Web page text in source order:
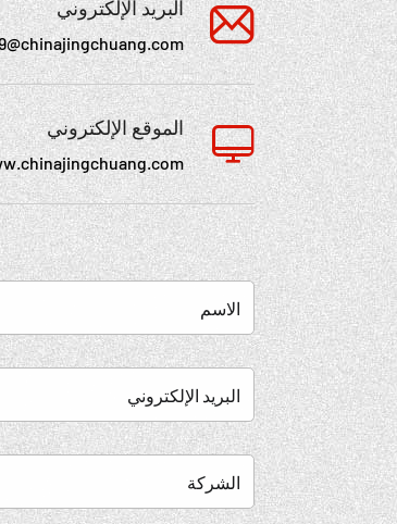
البريد الإلكتروني
الموقع الإلكتروني